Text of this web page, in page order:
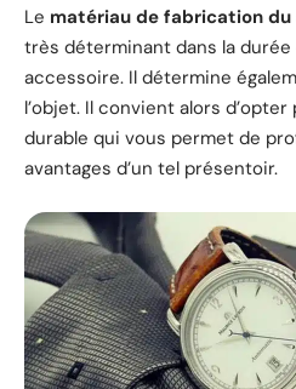
Le matériau de fabrication
très déterminant dans la
accessoire. Il détermine
l’objet. Il convient alors
durable qui vous permet de
avantages d’un tel présentoir.